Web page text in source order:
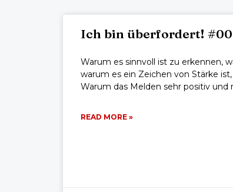
Ich bin überfordert!
Warum es sinnvoll ist zu erkennen,
warum es ein Zeichen von Stärke
Warum das Melden sehr positiv und
READ MORE »